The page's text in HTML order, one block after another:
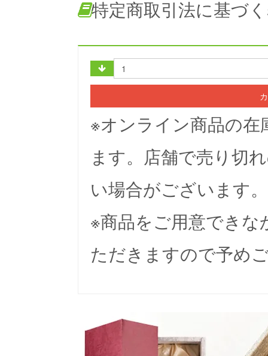
特定商取引法に基づ
※オンライン商品の
ます。店舗で売り切
い場合がございます。
※商品をご用意でき
ただきますので予め